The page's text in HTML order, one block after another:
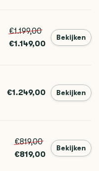
€1.199,00
€1.149,00
Bekijken
€1.249,00 Bekijken
€819,00
€819,00
Bekijken